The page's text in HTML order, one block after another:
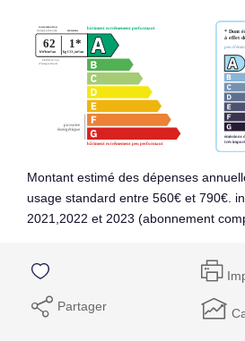
Montant estimé des dépenses
usage standard entre 560€ et 790€.
2021,2022 et 2023 (abonnement
Partager